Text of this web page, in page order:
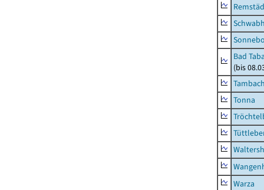
Bad
(bis
Tonna
Warza